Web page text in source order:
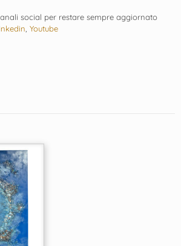
social per restare sempre aggiornato
,Youtube